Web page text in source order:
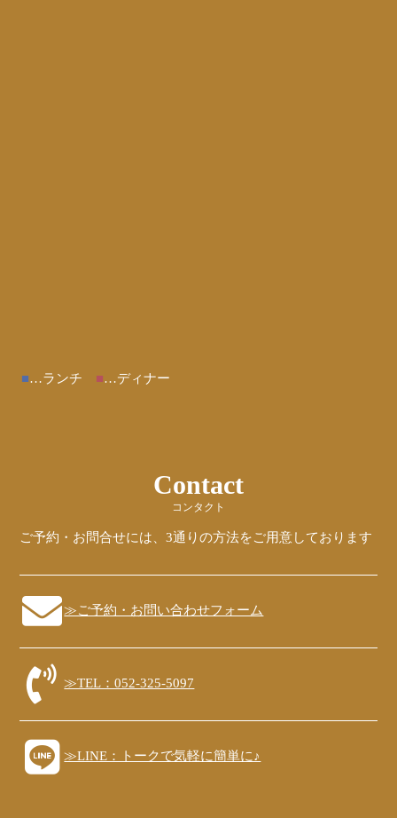
■…ランチ ■…ディナー
Contact
コンタクト
ご予約・お問合せには、3通りの方法をご用意しております
≫ご予約・お問い合わせフォーム
≫TEL：052-325-5097
≫LINE：トークで気軽に簡単に♪